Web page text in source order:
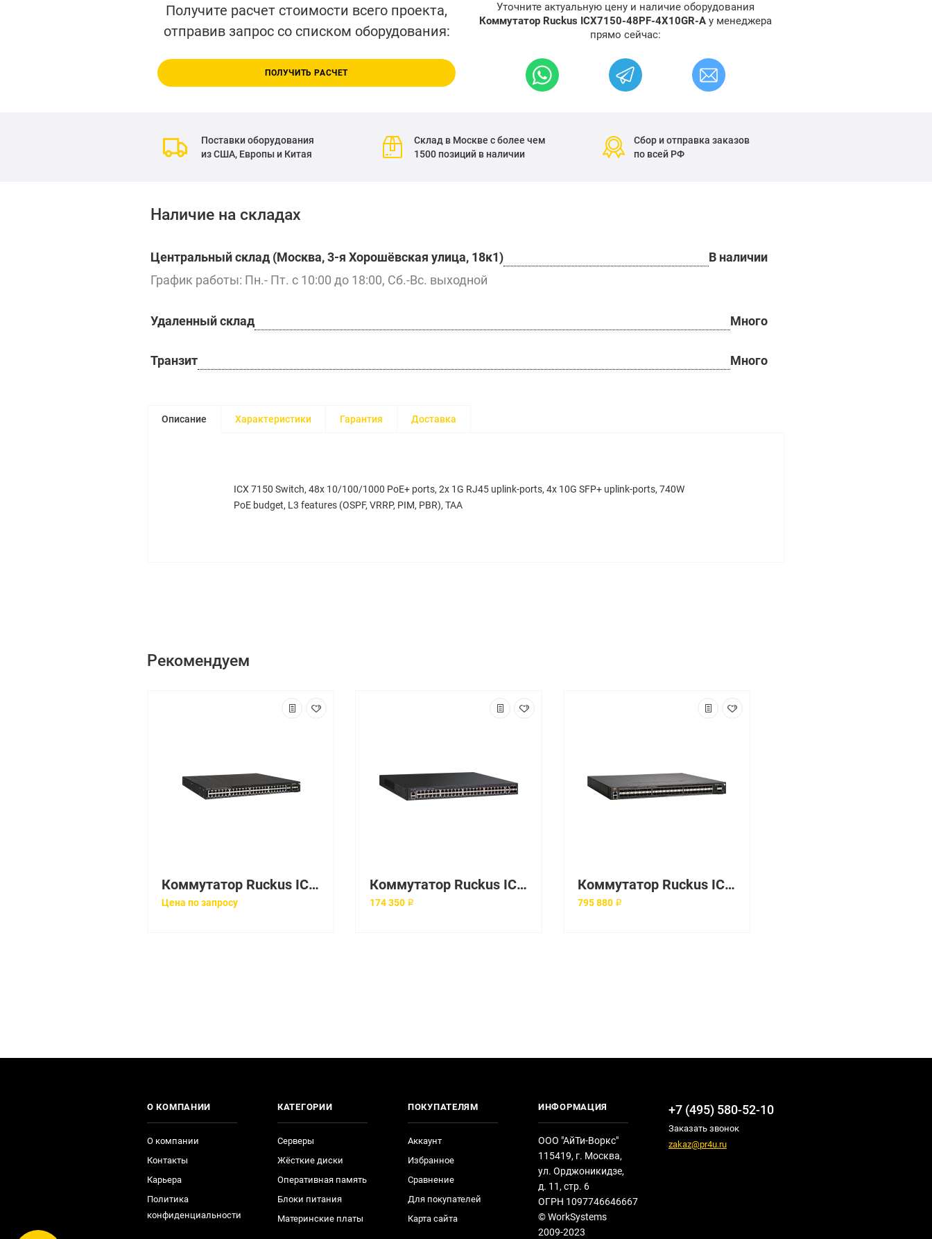
Получите расчет стоимости всего проекта,
отправив запрос со списком оборудования:
ПОЛУЧИТЬ РАСЧЕТ
Уточните актуальную цену и наличие оборудования
Коммутатор Ruckus ICX7150-48PF-4X10GR-A у менеджера
прямо сейчас:
Поставки оборудования
из США, Европы и Китая
Склад в Москве с более чем
1500 позиций в наличии
Сбор и отправка заказов
по всей РФ
Наличие на складах
Центральный склад (Москва, 3-я Хорошёвская улица, 18к1)
В наличии
График работы: Пн.- Пт. с 10:00 до 18:00, Сб.-Вс. выходной
Удаленный склад Много
Транзит Много
Описание Характеристики Гарантия Доставка
ICX 7150 Switch, 48x 10/100/1000 PoE+ ports, 2x 1G RJ45 uplink-ports, 4x 10G SFP+ uplink-ports, 740W
PoE budget, L3 features (OSPF, VRRP, PIM, PBR), TAA
Рекомендуем
Коммутатор Ruckus ICX7550-48ZP
Цена по запросу
Коммутатор Ruckus ICX7150-48P-4X10GR-RMT3
174 350 ₽
Коммутатор Ruckus ICX7650-48F-E-RMT3
795 880 ₽
О КОМПАНИИ
О компании
Контакты
Карьера
Политика
конфиденциальности
КАТЕГОРИИ
Серверы
Жёсткие диски
Оперативная память
Блоки питания
Материнские платы
ПОКУПАТЕЛЯМ
Аккаунт
Избранное
Сравнение
Для покупателей
Карта сайта
ИНФОРМАЦИЯ
ООО "АйТи-Воркс"
115419, г. Москва,
ул. Орджоникидзе,
д. 11, стр. 6
ОГРН 1097746646667
© WorkSystems
2009-2023
+7 (495) 580-52-10
Заказать звонок
zakaz@pr4u.ru